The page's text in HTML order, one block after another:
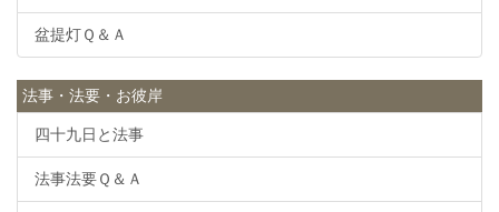
盆提灯Ｑ＆Ａ
法事・法要・お彼岸
四十九日と法事
法事法要Ｑ＆Ａ